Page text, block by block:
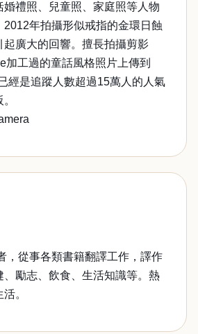
婚禮照、兒童照、家庭照等人物
2012年拍攝形似戒指的金環日蝕
起廣大的回響。擅長拍攝剪影
加工過的童話風格照片上傳到
經是追蹤人數超過15萬人的人氣
從事各類書籍翻譯工作，譯作
、勵志、飲食、生活知識等。熱
。